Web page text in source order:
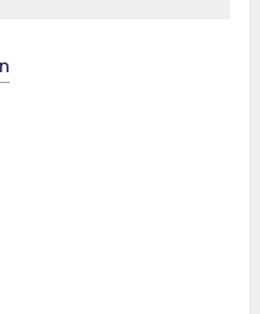
gebruikt kan worden